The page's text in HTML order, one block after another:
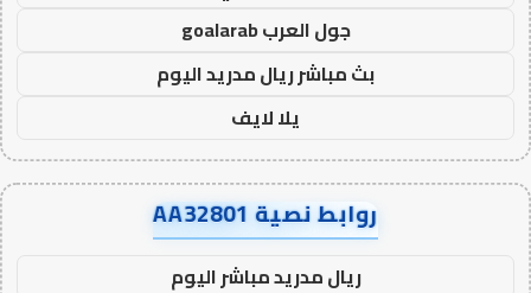
جول العرب goalarab
بث مباشر ريال مدريد اليوم
يلا لايف
روابط نصية AA32801
ريال مدريد مباشر اليوم